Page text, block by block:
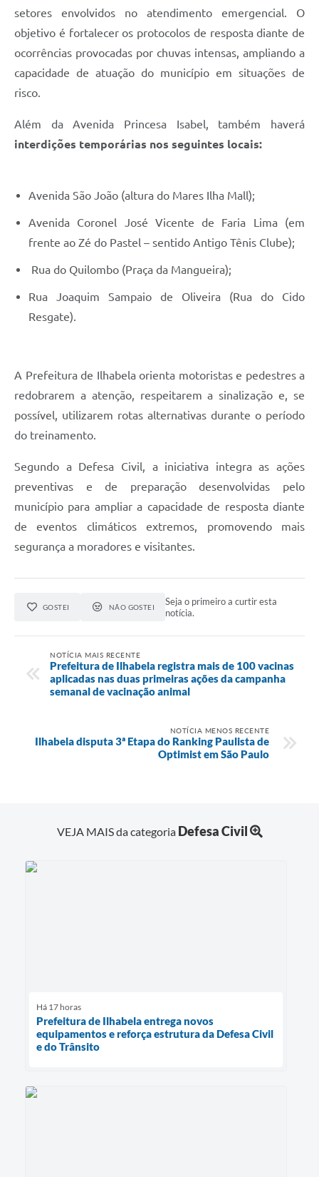
setores envolvidos no atendimento emergencial. O
objetivo é fortalecer os protocolos de resposta diante de
ocorrências provocadas por chuvas intensas, ampliando a
capacidade de atuação do município em situações de
risco.
Além da Avenida Princesa Isabel, também haverá
interdições temporárias nos seguintes locais:
Avenida São João (altura do Mares Ilha Mall);
Avenida Coronel José Vicente de Faria Lima (em
frente ao Zé do Pastel – sentido Antigo Tênis Clube);
Rua do Quilombo (Praça da Mangueira);
Rua Joaquim Sampaio de Oliveira (Rua do Cido
Resgate).
A Prefeitura de Ilhabela orienta motoristas e pedestres a
redobrarem a atenção, respeitarem a sinalização e, se
possível, utilizarem rotas alternativas durante o período
do treinamento.
Segundo a Defesa Civil, a iniciativa integra as ações
preventivas e de preparação desenvolvidas pelo
município para ampliar a capacidade de resposta diante
de eventos climáticos extremos, promovendo mais
segurança a moradores e visitantes.
GOSTEI NÃO GOSTEI
Seja o primeiro a curtir esta
notícia.
NOTÍCIA MAIS RECENTE
Prefeitura de Ilhabela registra mais de 100 vacinas
aplicadas nas duas primeiras ações da campanha
semanal de vacinação animal
NOTÍCIA MENOS RECENTE
Ilhabela disputa 3ª Etapa do Ranking Paulista de
Optimist em São Paulo
VEJA MAIS da categoria Defesa Civil
Há 17 horas
Prefeitura de Ilhabela entrega novos
equipamentos e reforça estrutura da Defesa Civil
e do Trânsito